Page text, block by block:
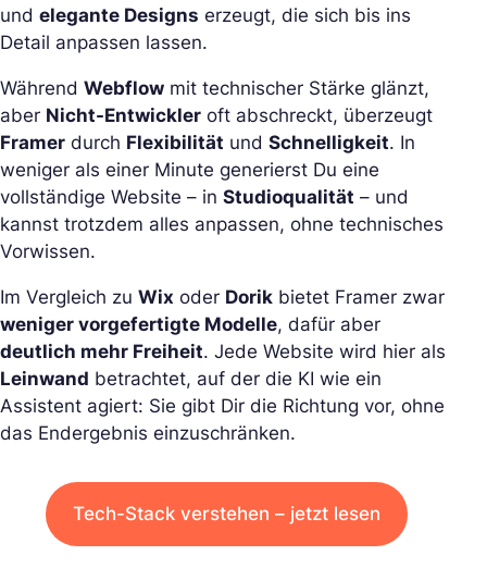
und elegante Designs erzeugt, die sich bis ins
Detail anpassen lassen.
Während Webflow mit technischer Stärke glänzt,
aber Nicht-Entwickler oft abschreckt, überzeugt
Framer durch Flexibilität und Schnelligkeit. In
weniger als einer Minute generierst Du eine
vollständige Website – in Studioqualität – und
kannst trotzdem alles anpassen, ohne technisches
Vorwissen.
Im Vergleich zu Wix oder Dorik bietet Framer zwar
weniger vorgefertigte Modelle, dafür aber
deutlich mehr Freiheit. Jede Website wird hier als
Leinwand betrachtet, auf der die KI wie ein
Assistent agiert: Sie gibt Dir die Richtung vor, ohne
das Endergebnis einzuschränken.
Tech-Stack verstehen – jetzt lesen